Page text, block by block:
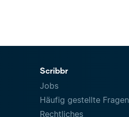
Scribbr
Jobs
Häufig gestellte Fragen
Rechtliches